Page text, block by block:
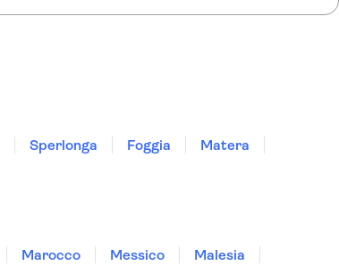
Sperlonga Foggia
Matera
Marocco Messico
Malesia